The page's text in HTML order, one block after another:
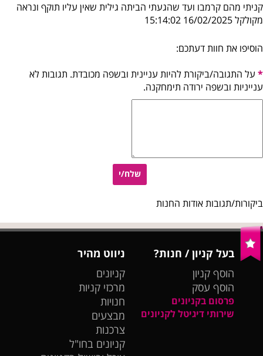
קניתי מהם קרמבו ועד שהגעתי הביתה גילית שאין עליו תוקף ונראה
מקולקל 16/02/2025 15:14:02
הוסיפו את חוות דעתכם:
* על התגובה/ביקורת להיות עניינית ובשפה מכובדת. תגובות לא
ענייניות ובשפה ירודה תימחקנה.
שלח/י
ביקורות/תגובות אודות החנות
בעל קניון / חנות?
הוסף קניון
הוסף עסק
פרסום בקניונים
שירותי דיגיטל לקניונים
ניווט מהיר
קניונים
מרכזי קניות
חנויות
מבצעים
צרכנות
קניונים בחו"ל